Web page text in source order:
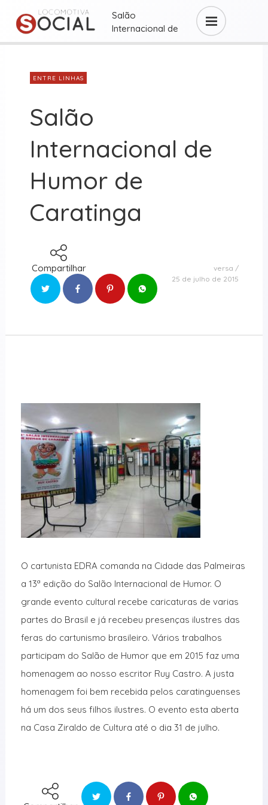
Salão
Internacional de
Humor ...
ENTRE LINHAS
Salão
Internacional de
Humor de
Caratinga
Compartilhar
versa
25 de julho de 2015
O cartunista EDRA comanda na Cidade das Palmeiras
a 13ª edição do Salão Internacional de Humor. O
grande evento cultural recebe caricaturas de varias
partes do Brasil e já recebeu presenças ilustres das
feras do cartunismo brasileiro. Vários trabalhos
participam do Salão de Humor que em 2015 faz uma
homenagem ao nosso escritor Ruy Castro. A justa
homenagem foi bem recebida pelos caratinguenses
há um dos seus filhos ilustres. O evento esta aberta
na Casa Ziraldo de Cultura até o dia 31 de julho.